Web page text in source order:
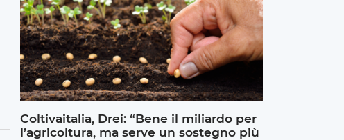
Coltivaitalia, Drei: “Bene il miliardo per
l’agricoltura, ma serve un sostegno più